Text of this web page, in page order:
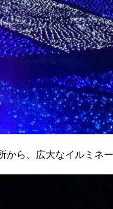
から、広大なイルミネ